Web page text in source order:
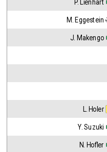
P. Lienhart
M. Eggestein
J. Makengo
L. Holer
Y. Suzuki
N. Hofler